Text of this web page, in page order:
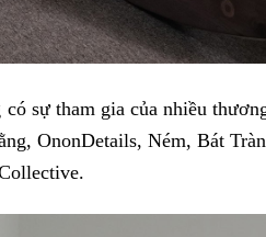
có sự tham gia của nhiều
OnonDetails, Ném, Bát